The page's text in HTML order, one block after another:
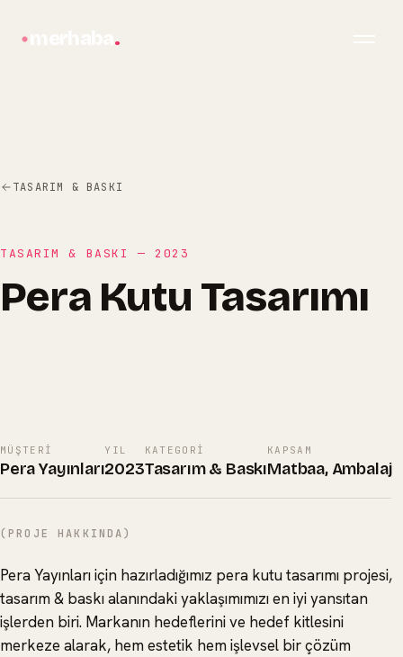
.
bilgi@merhabagrafik.com ·Hopa/Artvin
TASARIM & BASKI
TASARIM & BASKI — 2023
Pera Kutu Tasarımı
MÜŞTERI
Pera Yayınları
YIL
2023
KATEGORI
Tasarım & Baskı
KAPSAM
Matbaa, Ambalaj
(PROJE HAKKINDA)
Pera Yayınları için hazırladığımız pera kutu tasarımı projesi,
tasarım & baskı alanındaki yaklaşımımızı en iyi yansıtan
işlerden biri. Markanın hedeflerini ve hedef kitlesini
merkeze alarak, hem estetik hem işlevsel bir çözüm